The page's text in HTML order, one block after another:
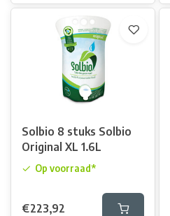
Solbio 8 stuks Solbio
Original XL 1.6L
Op voorraad*
€223,92